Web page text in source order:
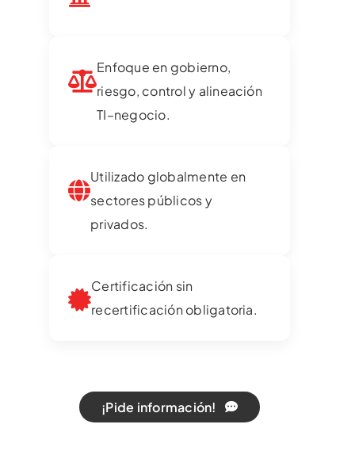
Enfoque en gobierno,
riesgo, control y alineación
TI–negocio.
Utilizado globalmente en
sectores públicos y
privados.
Certificación sin
recertificación obligatoria.
¡Pide información!